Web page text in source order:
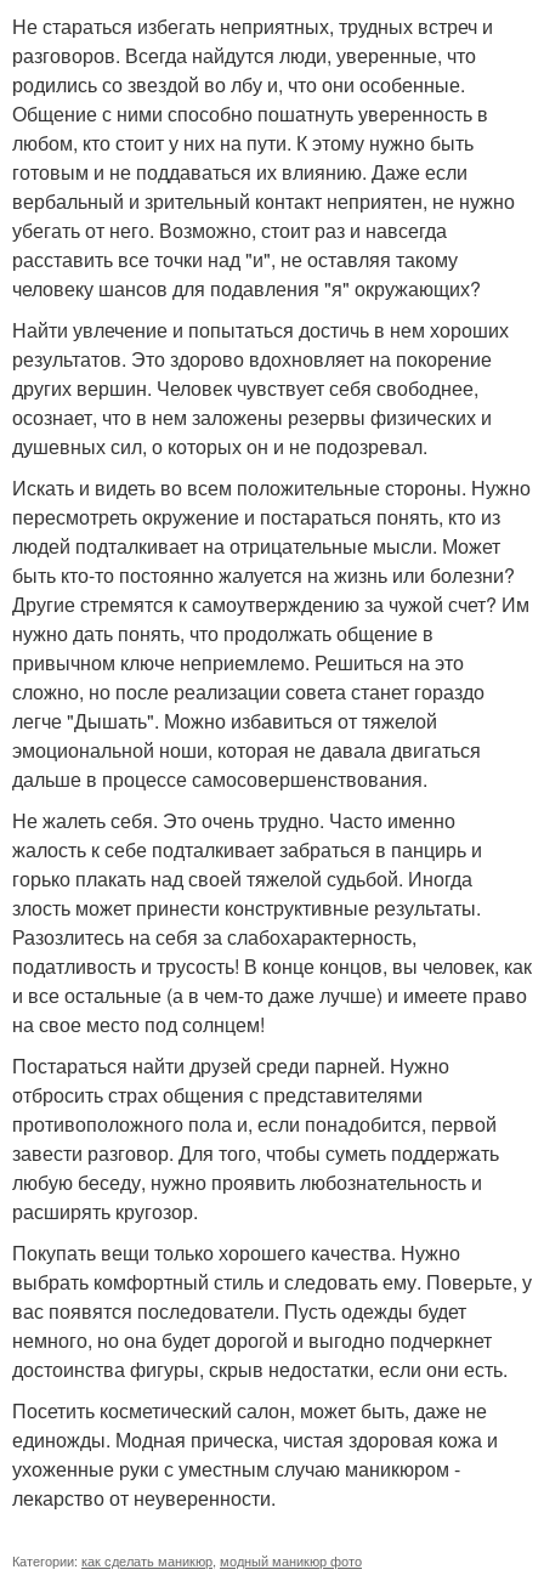
Не стараться избегать неприятных, трудных встреч и
разговоров. Всегда найдутся люди, уверенные, что
родились со звездой во лбу и, что они особенные.
Общение с ними способно пошатнуть уверенность в
любом, кто стоит у них на пути. К этому нужно быть
готовым и не поддаваться их влиянию. Даже если
вербальный и зрительный контакт неприятен, не нужно
убегать от него. Возможно, стоит раз и навсегда
расставить все точки над "и", не оставляя такому
человеку шансов для подавления "я" окружающих?
Найти увлечение и попытаться достичь в нем хороших
результатов. Это здорово вдохновляет на покорение
других вершин. Человек чувствует себя свободнее,
осознает, что в нем заложены резервы физических и
душевных сил, о которых он и не подозревал.
Искать и видеть во всем положительные стороны. Нужно
пересмотреть окружение и постараться понять, кто из
людей подталкивает на отрицательные мысли. Может
быть кто-то постоянно жалуется на жизнь или болезни?
Другие стремятся к самоутверждению за чужой счет? Им
нужно дать понять, что продолжать общение в
привычном ключе неприемлемо. Решиться на это
сложно, но после реализации совета станет гораздо
легче "Дышать". Можно избавиться от тяжелой
эмоциональной ноши, которая не давала двигаться
дальше в процессе самосовершенствования.
Не жалеть себя. Это очень трудно. Часто именно
жалость к себе подталкивает забраться в панцирь и
горько плакать над своей тяжелой судьбой. Иногда
злость может принести конструктивные результаты.
Разозлитесь на себя за слабохарактерность,
податливость и трусость! В конце концов, вы человек, как
и все остальные (а в чем-то даже лучше) и имеете право
на свое место под солнцем!
Постараться найти друзей среди парней. Нужно
отбросить страх общения с представителями
противоположного пола и, если понадобится, первой
завести разговор. Для того, чтобы суметь поддержать
любую беседу, нужно проявить любознательность и
расширять кругозор.
Покупать вещи только хорошего качества. Нужно
выбрать комфортный стиль и следовать ему. Поверьте, у
вас появятся последователи. Пусть одежды будет
немного, но она будет дорогой и выгодно подчеркнет
достоинства фигуры, скрыв недостатки, если они есть.
Посетить косметический салон, может быть, даже не
единожды. Модная прическа, чистая здоровая кожа и
ухоженные руки с уместным случаю маникюром -
лекарство от неуверенности.
Категории: как сделать маникюр модный маникюр фото